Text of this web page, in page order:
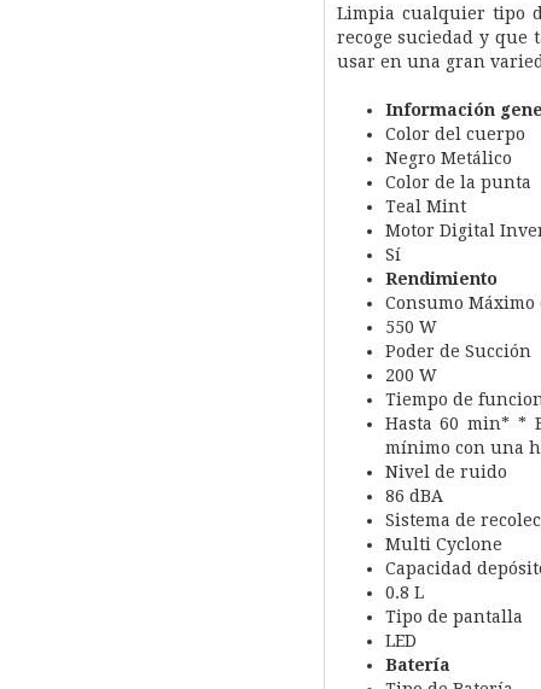
Limpia cualquier tipo
recoge suciedad y que
usar en una gran
Información
Color del cuerpo
Negro Metálico
Color de la punta
Teal Mint
Motor Digital
Sí
Rendimiento
Consumo Máximo
550 W
Poder de Succión
200 W
Tiempo de
Hasta 60 min* *
mínimo con una
Nivel de ruido
86 dBA
Sistema de
Multi Cyclone
Capacidad
0.8 L
Tipo de pantalla
LED
Batería